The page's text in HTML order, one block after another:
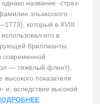
название -страз-
эльзасского
который в XVIII
его в
бриллианты.
современной
— тяжёлый флинт),
показателя
и, вследствие высокой